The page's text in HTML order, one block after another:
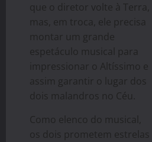
que o diretor volte à Terra,
mas, em troca, ele precisa
montar um grande
espetáculo musical para
impressionar o Altíssimo e
assim garantir o lugar dos
dois malandros no Céu.
Como elenco do musical,
os dois prometem estrelas